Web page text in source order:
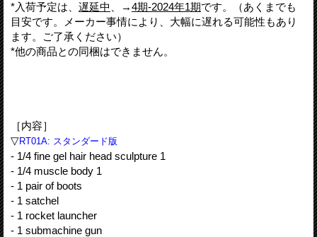
*入荷予定は、 遅延中 、→4期-2024年1期です。（あくまでも
目安です。メーカー事情により、大幅に遅れる可能性もあり
ます。ご了承ください）
*他の商品との同梱はできません。
［内容］
▽RT01A: スタンダード版
- 1/4 fine gel hair head sculpture 1
- 1/4 muscle body 1
- 1 pair of boots
- 1 satchel
- 1 rocket launcher
- 1 submachine gun